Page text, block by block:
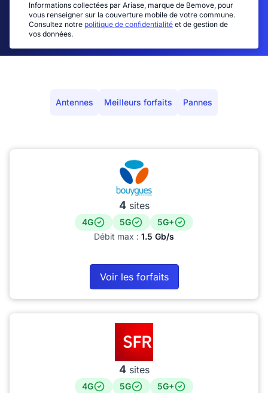
Informations collectées par Ariase, marque de Bemove, pour
vous renseigner sur la couverture mobile de votre commune.
Consultez notre politique de confidentialité et de gestion de
vos données.
Antennes Meilleurs forfaits Pannes
4sites
4G 5G
5G+
Débit max : 1.5 Gb/s
Voir les forfaits
4sites
4G 5G
5G+